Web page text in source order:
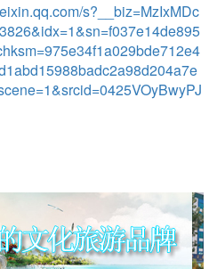
s?__biz=MzIxMDc